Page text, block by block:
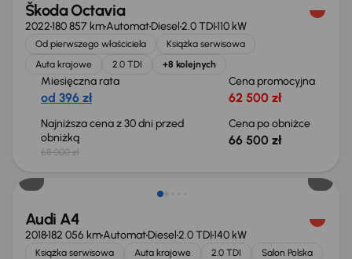
Škoda Octavia
2022180 857 kmAutomatDiesel2.0 TDI110 kW
Od pierwszego właściciela
Książka serwisowa
Auta krajowe
2.0 TDI +8 kolejnych
Miesięczna rata
od 396 zł
Cena promocyjna
62 500 zł
Najniższa cena z 30 dni przed
obniżką
68 000 zł
Cena po obniżce
66 500 zł
Audi A4
2018182 056 kmAutomatDiesel2.0 TDI140 kW
Książka serwisowa Auta krajowe 2.0 TDI
Salon Polska